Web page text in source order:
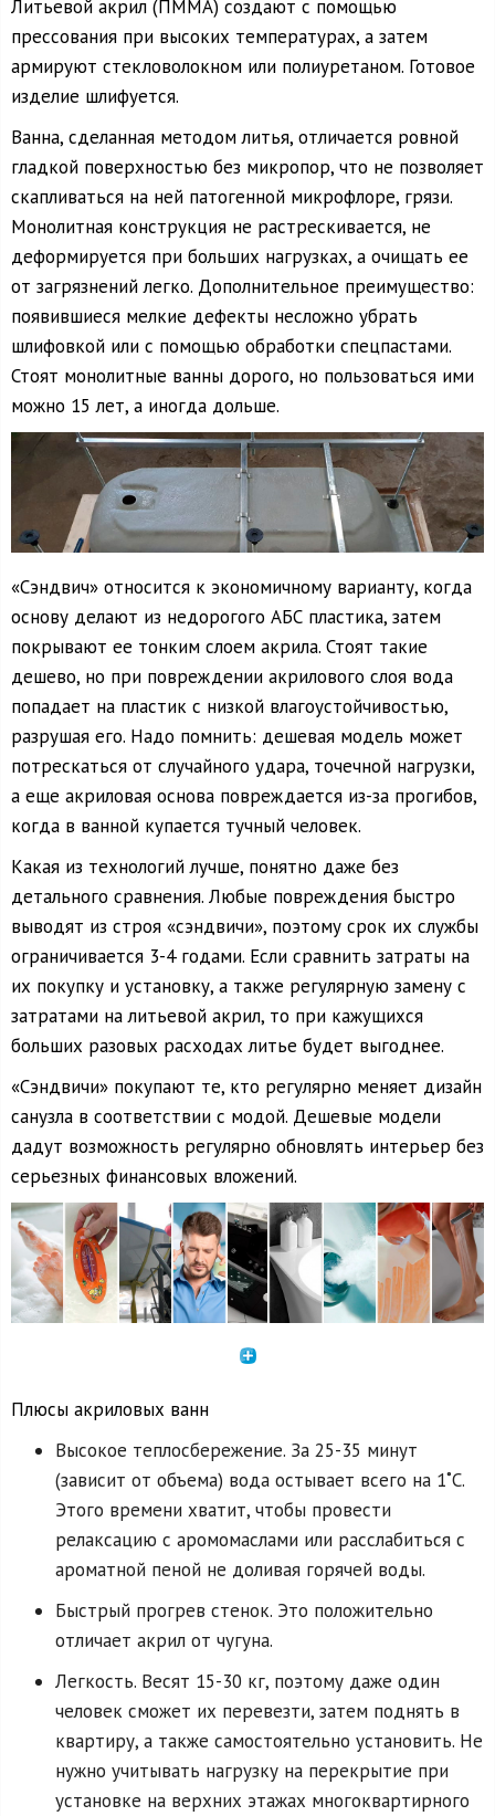
Литьевой акрил (ПММА) создают с помощью
прессования при высоких температурах, а затем
армируют стекловолокном или полиуретаном. Готовое
изделие шлифуется.
Ванна, сделанная методом литья, отличается ровной
гладкой поверхностью без микропор, что не позволяет
скапливаться на ней патогенной микрофлоре, грязи.
Монолитная конструкция не растрескивается, не
деформируется при больших нагрузках, а очищать ее
от загрязнений легко. Дополнительное преимущество:
появившиеся мелкие дефекты несложно убрать
шлифовкой или с помощью обработки спецпастами.
Стоят монолитные ванны дорого, но пользоваться ими
можно 15 лет, а иногда дольше.
«Сэндвич» относится к экономичному варианту, когда
основу делают из недорогого АБС пластика, затем
покрывают ее тонким слоем акрила. Стоят такие
дешево, но при повреждении акрилового слоя вода
попадает на пластик с низкой влагоустойчивостью,
разрушая его. Надо помнить: дешевая модель может
потрескаться от случайного удара, точечной нагрузки,
а еще акриловая основа повреждается из-за прогибов,
когда в ванной купается тучный человек.
Какая из технологий лучше, понятно даже без
детального сравнения. Любые повреждения быстро
выводят из строя «сэндвичи», поэтому срок их службы
ограничивается 3-4 годами. Если сравнить затраты на
их покупку и установку, а также регулярную замену с
затратами на литьевой акрил, то при кажущихся
больших разовых расходах литье будет выгоднее.
«Сэндвичи» покупают те, кто регулярно меняет дизайн
санузла в соответствии с модой. Дешевые модели
дадут возможность регулярно обновлять интерьер без
серьезных финансовых вложений.
Плюсы акриловых ванн
Высокое теплосбережение. За 25-35 минут
(зависит от объема) вода остывает всего на 1˚C.
Этого времени хватит, чтобы провести
релаксацию с аромомаслами или расслабиться с
ароматной пеной не доливая горячей воды.
Быстрый прогрев стенок. Это положительно
отличает акрил от чугуна.
Легкость. Весят 15-30 кг, поэтому даже один
человек сможет их перевезти, затем поднять в
квартиру, а также самостоятельно установить. Не
нужно учитывать нагрузку на перекрытие при
установке на верхних этажах многоквартирного